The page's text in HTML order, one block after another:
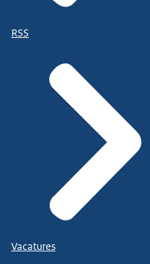
RSS
Vacatures